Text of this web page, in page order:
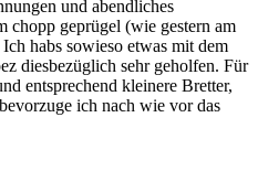
und abendliches
chopp geprügel (wie gestern am
habs sowieso etwas mit dem
diesbezüglich sehr geholfen. Für
entsprechend kleinere Bretter,
ich nach wie vor das